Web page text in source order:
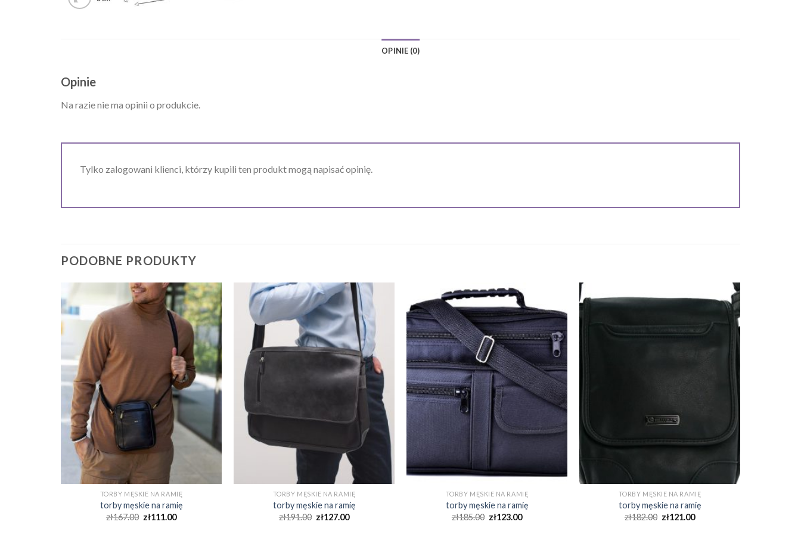
OPINIE (0)
Opinie
Na razie nie ma opinii o produkcie.
Tylko zalogowani klienci, którzy kupili ten produkt mogą napisać opinię.
PODOBNE PRODUKTY
TORBY MĘSKIE NA RAMIĘ
torby męskie na ramię
zł167.00 zł111.00
TORBY MĘSKIE NA RAMIĘ
torby męskie na ramię
zł191.00 zł127.00
TORBY MĘSKIE NA RAMIĘ
torby męskie na ramię
zł185.00 zł123.00
TORBY MĘSKIE NA RAMIĘ
torby męskie na ramię
zł182.00 zł121.00